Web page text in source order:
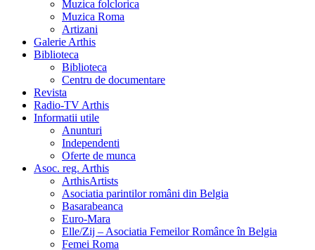
Muzica folclorica
Muzica Roma
Artizani
Galerie Arthis
Biblioteca
Biblioteca
Centru de documentare
Revista
Radio-TV Arthis
Informatii utile
Anunturi
Independenti
Oferte de munca
Asoc. reg. Arthis
ArthisArtists
Asociatia parintilor români din Belgia
Basarabeanca
Euro-Mara
Elle/Zij – Asociatia Femeilor Românce în Belgia
Femei Roma